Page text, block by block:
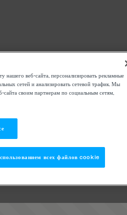
веб-сайта, персонализировать рекламные
сетей и анализировать сетевой трафик. Мы
своим партнерам по социальным сетям,
всех файлов cookie